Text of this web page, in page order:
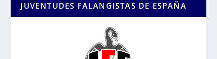
JUVENTUDES FALANGISTAS DE ESPAÑA